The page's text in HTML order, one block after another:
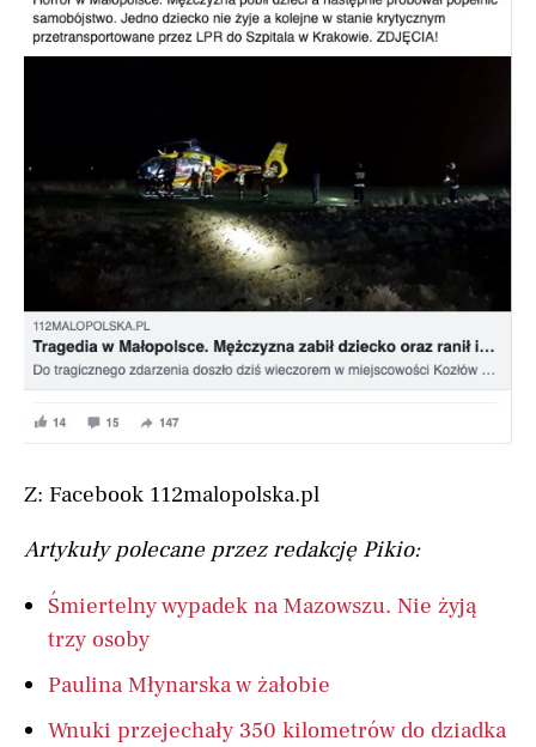
Z: Facebook 112malopolska.pl
Artykuły polecane przez redakcję Pikio:
Śmiertelny wypadek na Mazowszu. Nie żyją
trzy osoby
Paulina Młynarska w żałobie
Wnuki przejechały 350 kilometrów do dziadka